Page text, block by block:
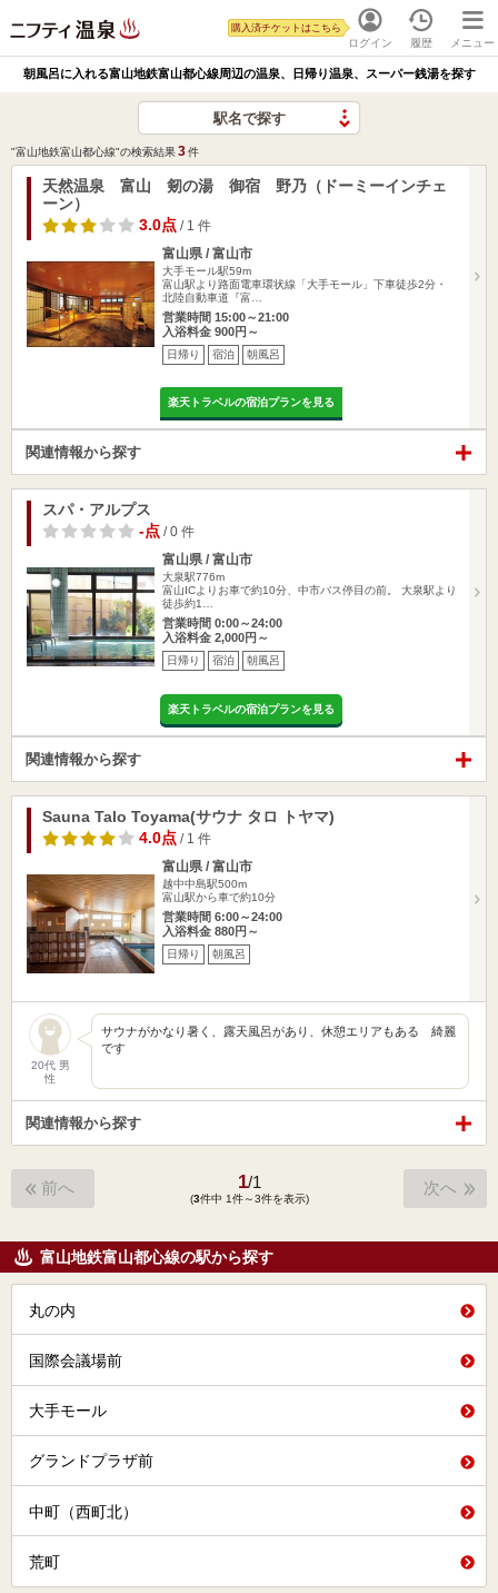
ログイン
購入済チケットはこちら
履歴 メニュー
朝風呂に入れる富山地鉄富山都心線周辺の温泉、日帰り温泉、スーパー銭湯を探す
駅名で探す
"富山地鉄富山都心線"の検索結果3件
天然温泉 富山 剱の湯 御宿 野乃（ドーミーインチェ
ーン）
3.0点 / 1 件
富山県 / 富山市
大手モール駅59m
富山駅より路面電車環状線「大手モール」下車徒歩2分・
北陸自動車道『富…
営業時間 15:00～21:00
入浴料金 900円～
日帰り 宿泊 朝風呂
楽天トラベルの宿泊プランを見る
関連情報から探す
スパ・アルプス
-点 / 0 件
富山県 / 富山市
大泉駅776m
富山ICよりお車で約10分、中市バス停目の前。 大泉駅より
徒歩約1…
営業時間 0:00～24:00
入浴料金 2,000円～
日帰り 宿泊 朝風呂
楽天トラベルの宿泊プランを見る
関連情報から探す
Sauna Talo Toyama(サウナ タロ トヤマ)
4.0点 / 1 件
富山県 / 富山市
越中中島駅500m
富山駅から車で約10分
営業時間 6:00～24:00
入浴料金 880円～
日帰り 朝風呂
20代 男
性
サウナがかなり暑く、露天風呂があり、休憩エリアもある 綺麗
です
関連情報から探す
前へ 1/1
(3件中 1件～3件を表示)
次へ
富山地鉄富山都心線の駅から探す
丸の内
国際会議場前
大手モール
グランドプラザ前
中町（西町北）
荒町